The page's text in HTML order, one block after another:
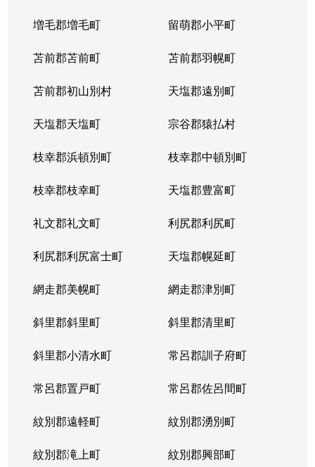
増毛郡増毛町 留萌郡小平町
苫前郡苫前町 苫前郡羽幌町
苫前郡初山別村 天塩郡遠別町
天塩郡天塩町 宗谷郡猿払村
枝幸郡浜頓別町 枝幸郡中頓別町
枝幸郡枝幸町 天塩郡豊富町
礼文郡礼文町 利尻郡利尻町
利尻郡利尻富士町 天塩郡幌延町
網走郡美幌町 網走郡津別町
斜里郡斜里町 斜里郡清里町
斜里郡小清水町 常呂郡訓子府町
常呂郡置戸町 常呂郡佐呂間町
紋別郡遠軽町 紋別郡湧別町
紋別郡滝上町 紋別郡興部町